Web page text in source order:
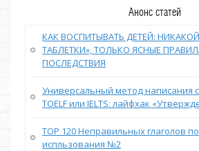
Анонс статей
КАК ВОСПИТЫВАТЬ ДЕТЕЙ:
ТАБЛЕТКИ», ТОЛЬКО ЯСНЫЕ
ПОСЛЕДСТВИЯ
Универсальный метод написания
TOELF или IELTS: лайфхак
TOP 120 Неправильных глаголов
испльзования №2